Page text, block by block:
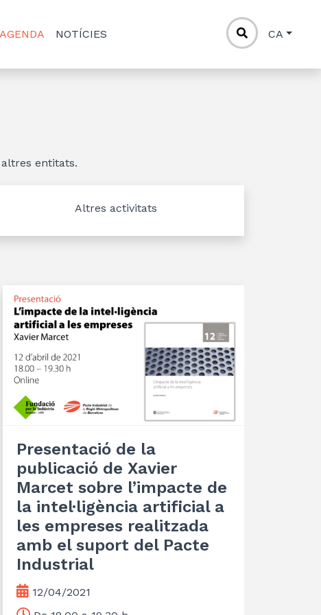
AGENDA NOTÍCIES CA
entitats.
Altres activitats
Presentació de la
publicació de Xavier
Marcet sobre l’impacte de
la intel·ligència artificial a
les empreses realitzada
amb el suport del Pacte
Industrial
12/04/2021